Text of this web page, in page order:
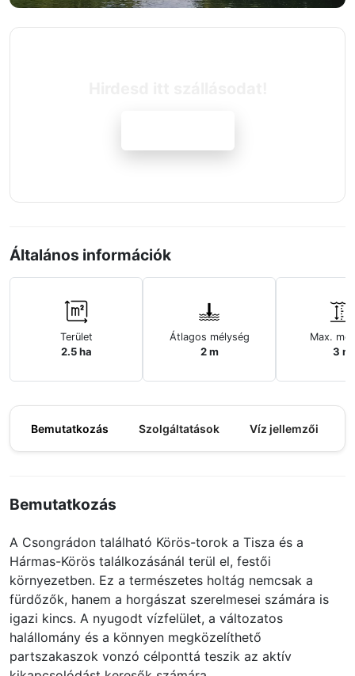
Általános információk
Terület
2.5 ha
Átlagos mélység
2 m
Max.
3 m
Bemutatkozás Szolgáltatások Víz jellemzői
Bemutatkozás
A Csongrádon található Körös-torok a Tisza és a
Hármas-Körös találkozásánál terül el, festői
környezetben. Ez a természetes holtág nemcsak a
fürdőzők, hanem a horgászat szerelmesei számára is
igazi kincs. A nyugodt vízfelület, a változatos
halállomány és a könnyen megközelíthető
partszakaszok vonzó célponttá teszik az aktív